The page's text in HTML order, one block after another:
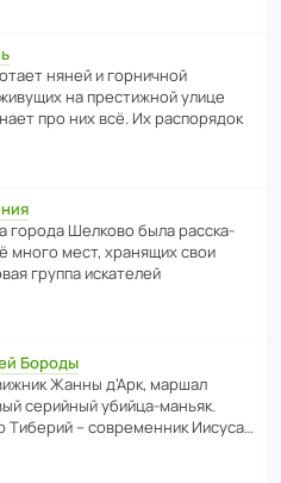
няней и горни­чной
на прес­ти­жной улице
про них всё. Их распо­рядок
города Шелково была расска­
много мест, хранящих свои
группа иска­телей
Бороды
Жанны д’Арк, маршал
серийный убийца-маньяк.
Тиберий – совре­менник Иисуса…